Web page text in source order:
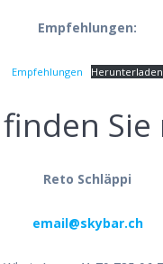
Empfehlungen:
Empfehlungen Herunterladen
Sie
Reto Schläppi
email@skybar.ch